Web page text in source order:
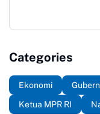
Categories
Ekonomi
Ketua MPR RI